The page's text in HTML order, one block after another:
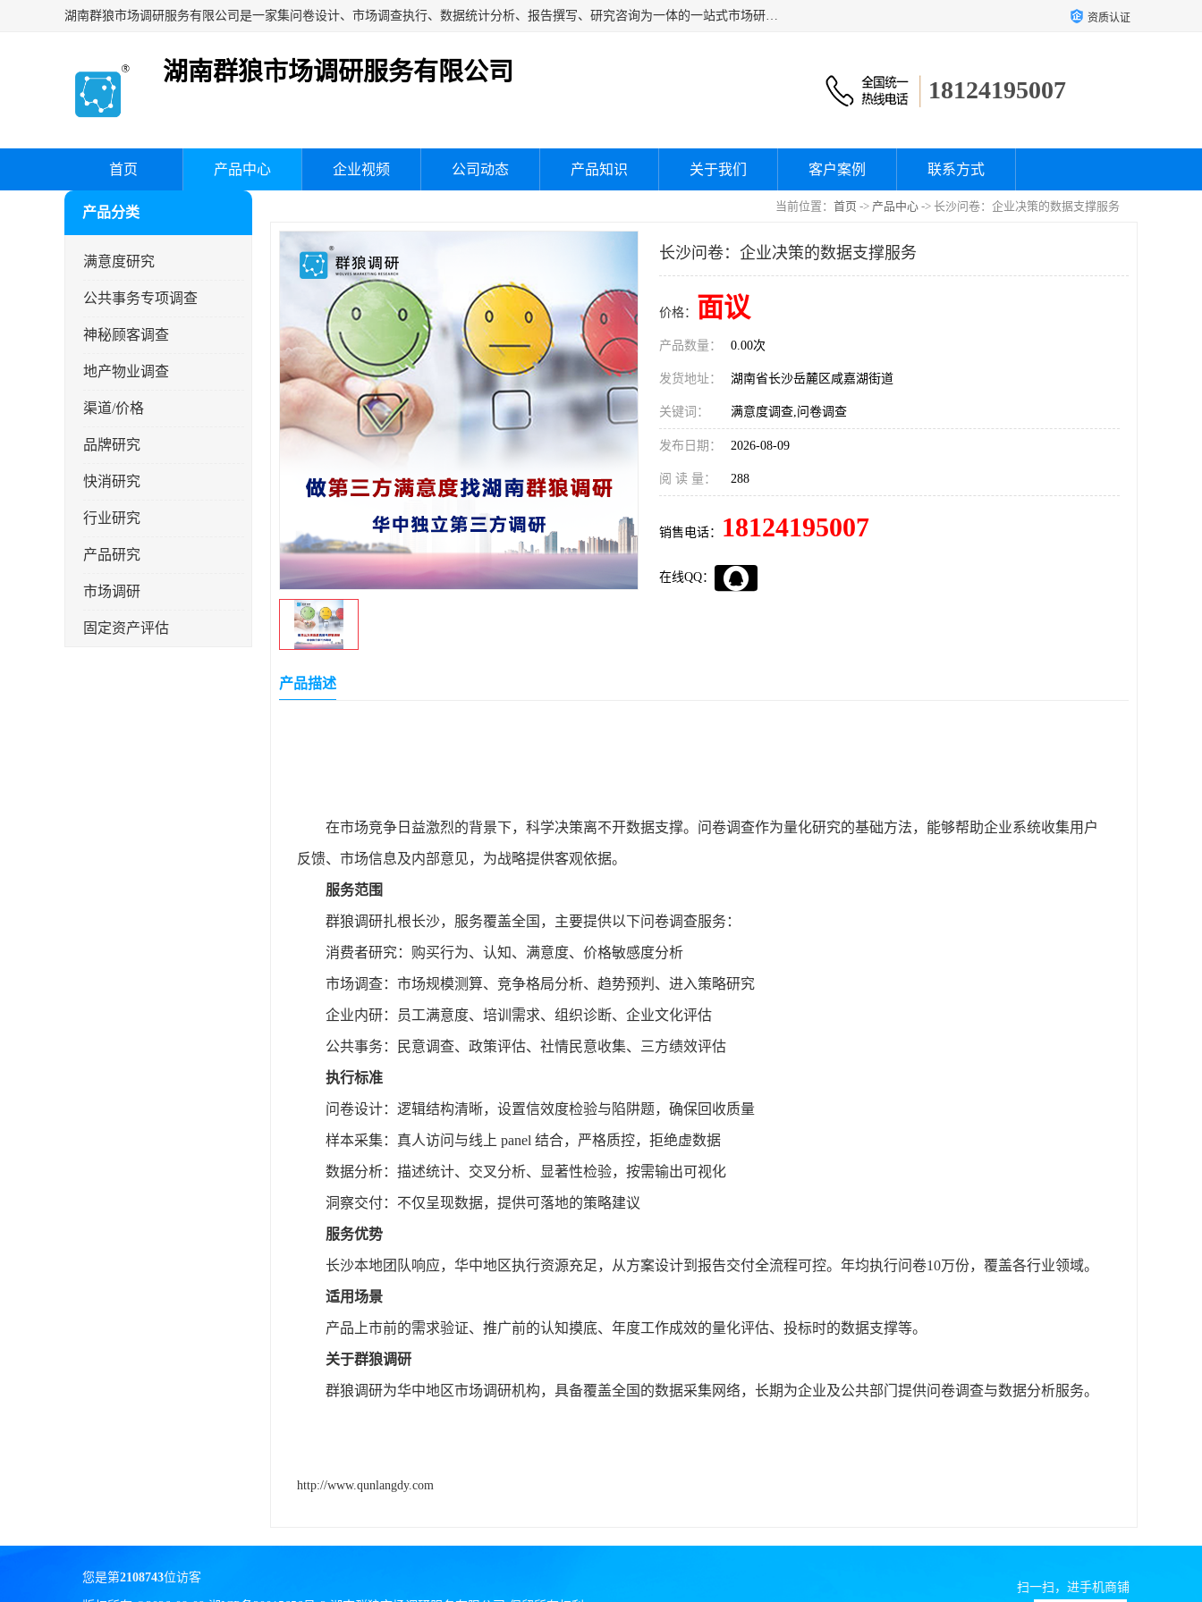
湖南群狼市场调研服务有限公司是一家集问卷设计、市场调查执行、数据统计分析、报告撰写、研究咨询为一体的一站式市场研究服务机构，主要服务：市场调研、三方评估、满意度研究、快消研究、地产物业调查、品牌研究、神秘顾客调查、行业研究、产品研究、公共事务专项调查等。 资质认证
湖南群狼市场调研服务有限公司
18124195007
首页 产品中心 企业视频 公司动态 产品知识 关于我们 客户案例 联系方式
当前位置： 首页 -> 产品中心 -> 长沙问卷：企业决策的数据支撑服务
产品分类
满意度研究
公共事务专项调查
神秘顾客调查
地产物业调查
渠道/价格
品牌研究
快消研究
行业研究
产品研究
市场调研
固定资产评估
长沙问卷：企业决策的数据支撑服务
价格： 面议
产品数量： 0.00次
发货地址： 湖南省长沙岳麓区咸嘉湖街道
关键词： 满意度调查,问卷调查
发布日期： 2026-08-09
阅 读 量： 288
销售电话： 18124195007
在线QQ：
产品描述
在市场竞争日益激烈的背景下，科学决策离不开数据支撑。问卷调查作为量化研究的基础方法，能够帮助企业系统收集用户
反馈、市场信息及内部意见，为战略提供客观依据。
服务范围
群狼调研扎根长沙，服务覆盖全国，主要提供以下问卷调查服务：
消费者研究：购买行为、认知、满意度、价格敏感度分析
市场调查：市场规模测算、竞争格局分析、趋势预判、进入策略研究
企业内研：员工满意度、培训需求、组织诊断、企业文化评估
公共事务：民意调查、政策评估、社情民意收集、三方绩效评估
执行标准
问卷设计：逻辑结构清晰，设置信效度检验与陷阱题，确保回收质量
样本采集：真人访问与线上 panel 结合，严格质控，拒绝虚数据
数据分析：描述统计、交叉分析、显著性检验，按需输出可视化
洞察交付：不仅呈现数据，提供可落地的策略建议
服务优势
长沙本地团队响应，华中地区执行资源充足，从方案设计到报告交付全流程可控。年均执行问卷10万份，覆盖各行业领域。
适用场景
产品上市前的需求验证、推广前的认知摸底、年度工作成效的量化评估、投标时的数据支撑等。
关于群狼调研
群狼调研为华中地区市场调研机构，具备覆盖全国的数据采集网络，长期为企业及公共部门提供问卷调查与数据分析服务。
http://www.qunlangdy.com
您是第2108743位访客
扫一扫，进手机商铺